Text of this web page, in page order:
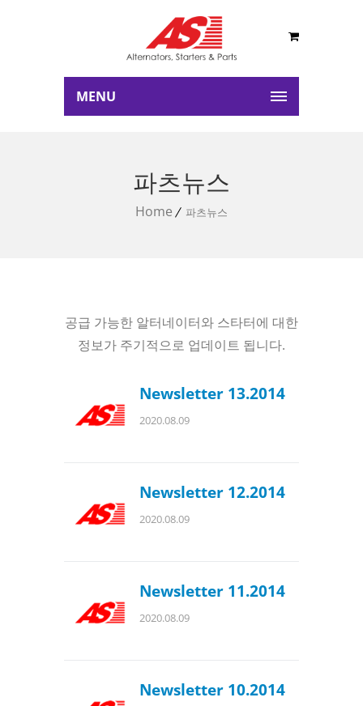
MENU
파츠뉴스
Home 파츠뉴스
공급 가능한 알터네이터와 스타터에 대한
정보가 주기적으로 업데이트 됩니다.
Newsletter 13.2014
2020.08.09
Newsletter 12.2014
2020.08.09
Newsletter 11.2014
2020.08.09
Newsletter 10.2014